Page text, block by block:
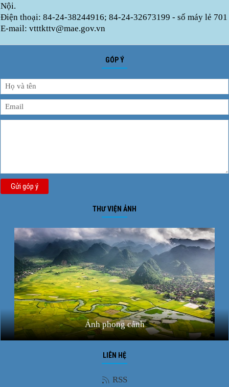
Nội.
Điện thoại: 84-24-38244916; 84-24-32673199 - số máy lẻ 701
E-mail: vtttkttv@mae.gov.vn
GÓP Ý
Gửi góp ý
THƯ VIỆN ẢNH
Ảnh phong cảnh
LIÊN HỆ
RSS